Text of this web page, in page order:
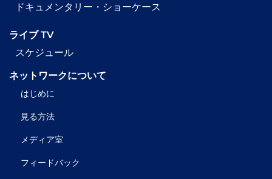
ドキュメンタリー・ショーケース
ライブ TV
スケジュール
ネットワークについて
はじめに
見る方法
メディア室
フィードバック